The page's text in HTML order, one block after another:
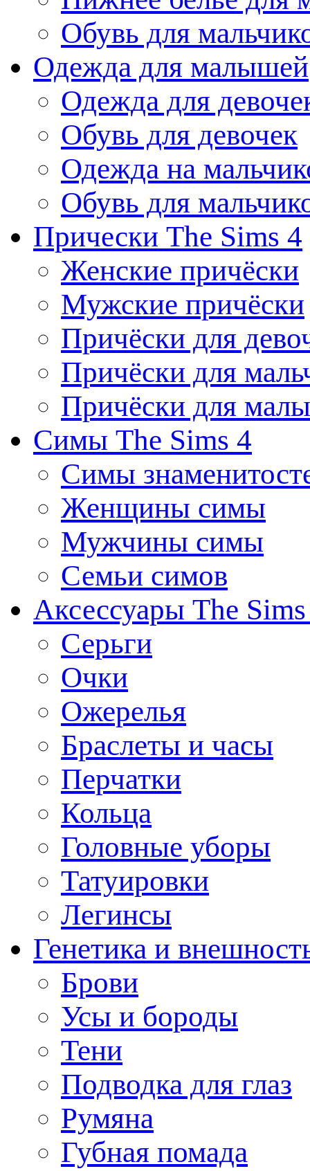
Обувь для
Одежда для малышей
Одежда для
Обувь для девочек
Одежда на
Обувь для
Прически The Sims 4
Женские причёски
Мужские причёски
Причёски для
Причёски для
Причёски для
Симы The Sims 4
Симы
Женщины симы
Мужчины симы
Семьи симов
Аксессуары The
Серьги
Очки
Ожерелья
Браслеты и часы
Перчатки
Кольца
Головные уборы
Татуировки
Легинсы
Генетика и
Брови
Усы и бороды
Тени
Подводка для глаз
Румяна
Губная помада